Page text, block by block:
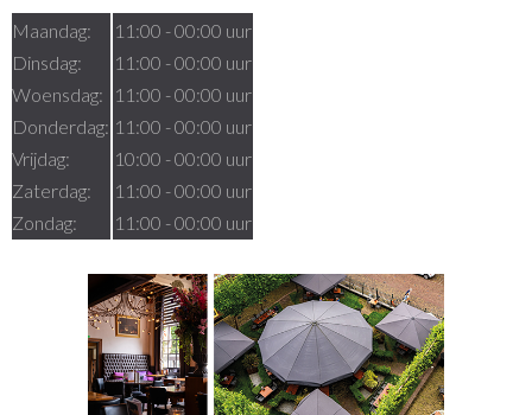
Maandag:
Dinsdag:
Woensdag:
Donderdag:
Vrijdag:
Zaterdag:
Zondag:
11:00 - 00:00 uur
11:00 - 00:00 uur
11:00 - 00:00 uur
11:00 - 00:00 uur
10:00 - 00:00 uur
11:00 - 00:00 uur
11:00 - 00:00 uur